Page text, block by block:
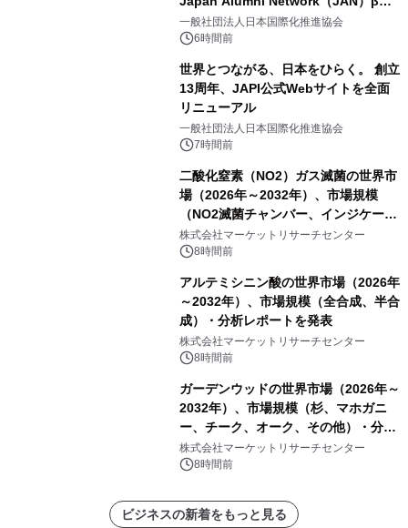
をリリース
一般社団法人日本国際化推進協会
6時間前
世界とつながる、日本をひらく。 創立
13周年、JAPI公式Webサイトを全面
リニューアル
一般社団法人日本国際化推進協会
7時間前
二酸化窒素（NO2）ガス滅菌の世界市
場（2026年～2032年）、市場規模
（NO2滅菌チャンバー、インジケータ
ーおよびモニタリングシステム、その
他）・分析レポートを発表
株式会社マーケットリサーチセンター
8時間前
アルテミシニン酸の世界市場（2026年
～2032年）、市場規模（全合成、半合
成）・分析レポートを発表
株式会社マーケットリサーチセンター
8時間前
ガーデンウッドの世界市場（2026年～
2032年）、市場規模（杉、マホガニ
ー、チーク、オーク、その他）・分析
レポートを発表
株式会社マーケットリサーチセンター
8時間前
ビジネスの新着をもっと見る